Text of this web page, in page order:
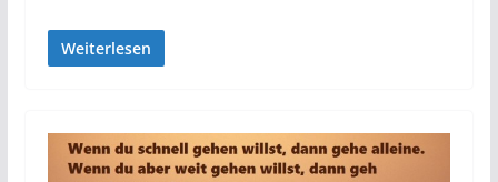
Weiterlesen